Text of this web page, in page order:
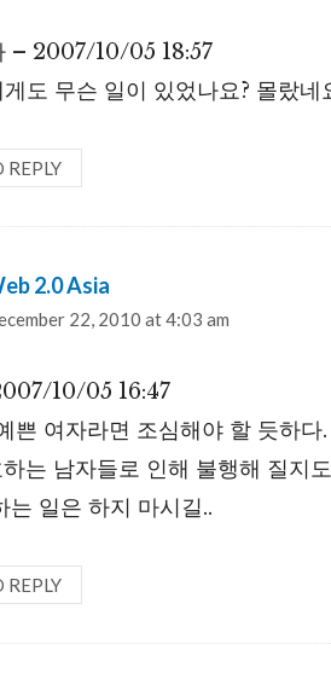
– 2007/10/05 18:57
도 무슨 일이 있었나요? 몰랐네
REPLY
2.0 Asia
22, 2010 at 4:03 am
10/05 16:47
쁜 여자라면 조심해야 할 듯하
는 남자들로 인해 불행해 질지
는 일은 하지 마시길..
REPLY